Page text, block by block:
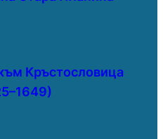
Кръстословица